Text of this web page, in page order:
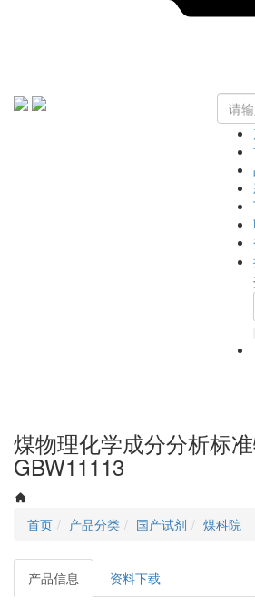
煤物理化学成分分析标
GBW11113
首页 产品分类 国产试剂 煤科院
产品信息 资料下载